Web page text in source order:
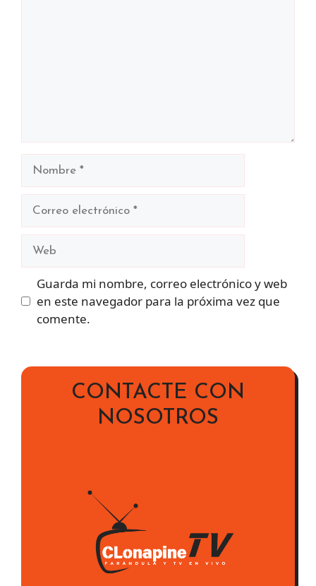
Nombre
Guarda mi nombre, correo electrónico y web
en este navegador para la próxima vez que
comente.
CONTACTE CON
NOSOTROS